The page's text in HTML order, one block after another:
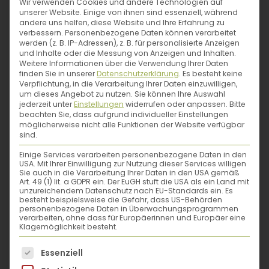
SCHNECKEN IM GARTEN – DIE DREI
GROSSEN FEHLER DER S
CHNECKENGEPLAGTEN UND WIE DU SIE V
ERMEIDEST!
Angeknabberte Salatköpfe, löchrige
Basilikumblätter, Fraßspuren am Fallobst und
verräterische Spuren, die keinen Zweifel an der
Identität der Übeltäter lassen: Wenn sich
Schnecken am liebevoll gehegten Gemüsegärtlein
gütlich tun, bewahren die wenigsten Gärtnerinnen
und Gärtner Ruhe. Dabei erfüllen die kleinen
Plagegeister durchaus eine wichtige Rolle in
deinem Gartenkreislauf und können in vielen
Fällen schon durch ein…
Mehr erfahren
Wir verwenden Cookies und andere Technologien auf
unserer Website. Einige von ihnen sind essenziell, während
andere uns helfen, diese Website und Ihre Erfahrung zu
verbessern. Personenbezogene Daten können verarbeitet
werden (z. B. IP-Adressen), z. B. für personalisierte Anzeigen
und Inhalte oder die Messung von Anzeigen und Inhalten.
Weitere Informationen über die Verwendung Ihrer Daten
finden Sie in unsererDatenschutzerklärung. Es besteht keine
Verpflichtung, in die Verarbeitung Ihrer Daten einzuwilligen,
um dieses Angebot zu nutzen. Sie können Ihre Auswahl
jederzeit unterEinstellungen widerrufen oder anpassen. Bitte
beachten Sie, dass aufgrund individueller Einstellungen
möglicherweise nicht alle Funktionen der Website verfügbar
sind.
Einige Services verarbeiten personenbezogene Daten in den
USA. Mit Ihrer Einwilligung zur Nutzung dieser Services willigen
Sie auch in die Verarbeitung Ihrer Daten in den USA gemäß
Art. 49 (1) lit. a GDPR ein. Der EuGH stuft die USA als ein Land mit
unzureichendem Datenschutz nach EU-Standards ein. Es
besteht beispielsweise die Gefahr, dass US-Behörden
personenbezogene Daten in Überwachungsprogrammen
verarbeiten, ohne dass für Europäerinnen und Europäer eine
Klagemöglichkeit besteht.
Es folgt eine Liste der Service-Gruppen, für die
Essenziell